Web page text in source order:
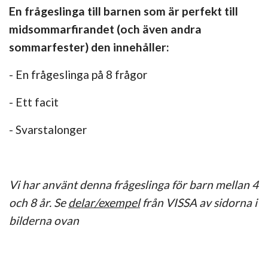
En frågeslinga till barnen som är perfekt till
midsommarfirandet (och även andra
sommarfester) den innehåller:
- En frågeslinga på 8 frågor
- Ett facit
- Svarstalonger
Vi har använt denna frågeslinga för barn mellan 4
och 8 år. Sedelar/exempelfrån VISSA av sidorna i
bilderna ovan